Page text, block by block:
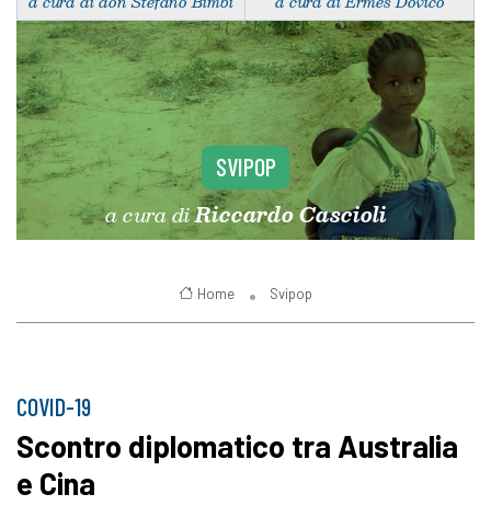
SVIPOP
a cura diRiccardo Cascioli
Home Svipop
COVID-19
Scontro diplomatico tra Australia
e Cina